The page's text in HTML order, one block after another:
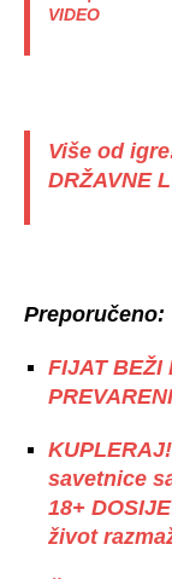
VIDEO
Više od
DRŽAVNE
Preporučeno:
FIJAT BEŽI
savetnice
18+
život